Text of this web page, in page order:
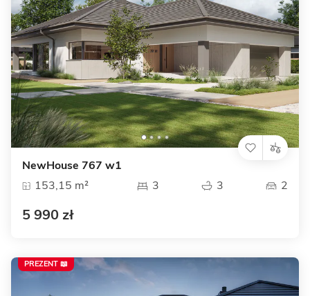
NewHouse 767 w1
153,15 m²
3 3 2
5 990 zł
PREZENT 📖